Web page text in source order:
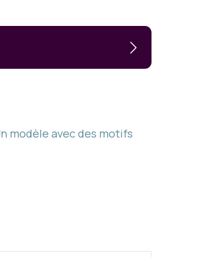
modèle avec des motifs